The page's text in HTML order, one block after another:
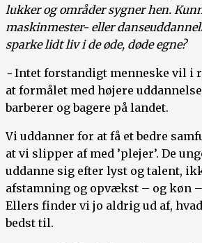
lukker og områder sygner hen.
maskinmester- eller
sparke lidt liv i de øde, døde egne?
-Intet forstandigt menneske vil i
at formålet med højere
barberer og bagere på landet.
Vi uddanner for at få et bedre
at vi slipper af med ’plejer’. De
uddanne sig efter lyst og talent,
afstamning og opvækst – og køn
Ellers finder vi jo aldrig ud af,
bedst til.